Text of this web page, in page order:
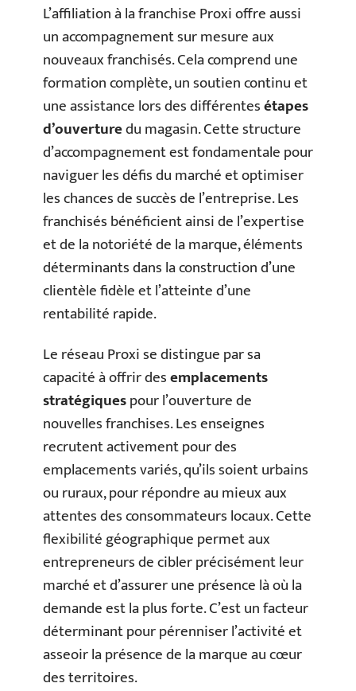
L’affiliation à la franchise Proxi offre aussi
un accompagnement sur mesure aux
nouveaux franchisés. Cela comprend une
formation complète, un soutien continu et
une assistance lors des différentesétapes
d’ouverturedu magasin. Cette structure
d’accompagnement est fondamentale pour
naviguer les défis du marché et optimiser
les chances de succès de l’entreprise. Les
franchisés bénéficient ainsi de l’expertise
et de la notoriété de la marque, éléments
déterminants dans la construction d’une
clientèle fidèle et l’atteinte d’une
rentabilité rapide.
Le réseau Proxi se distingue par sa
capacité à offrir desemplacements
stratégiquespour l’ouverture de
nouvelles franchises. Les enseignes
recrutent activement pour des
emplacements variés, qu’ils soient urbains
ou ruraux, pour répondre au mieux aux
attentes des consommateurs locaux. Cette
flexibilité géographique permet aux
entrepreneurs de cibler précisément leur
marché et d’assurer une présence là où la
demande est la plus forte. C’est un facteur
déterminant pour pérenniser l’activité et
asseoir la présence de la marque au cœur
des territoires.